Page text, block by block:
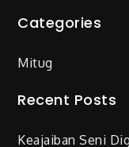
Categories
Mitug
Recent Posts
Keajaiban Seni